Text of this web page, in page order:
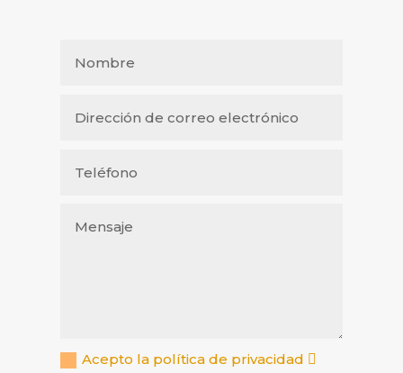
Acepto la política de privacidad